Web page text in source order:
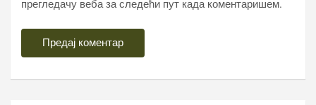
прегледачу веба за следећи пут када коментаришем.